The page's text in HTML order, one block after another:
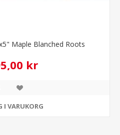
Maple Blanched Roots
kr
I VARUKORG